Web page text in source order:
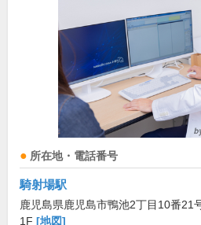
所在地・電話番号
騎射場駅
鹿児島県鹿児島市鴨池2丁目10番21
1F [地図]